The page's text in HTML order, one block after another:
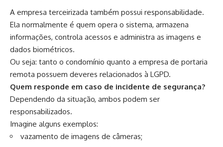
A empresa terceirizada também possui responsabilidade.
Ela normalmente é quem opera o sistema, armazena
informações, controla acessos e administra as imagens e
dados biométricos.
Ou seja: tanto o condomínio quanto a empresa de portaria
remota possuem deveres relacionados à LGPD.
Quem responde em caso de incidente de segurança?
Dependendo da situação, ambos podem ser
responsabilizados.
Imagine alguns exemplos:
vazamento de imagens de câmeras;